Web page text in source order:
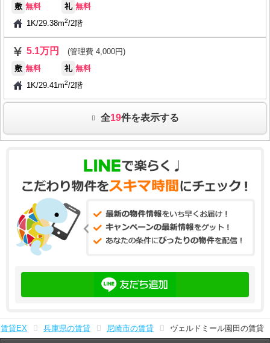
敷 無料 礼 無料
1K/29.38m2/2階
5.1万円
(管理費 4,000円)
敷 無料 礼 無料
1K/29.41m2/2階
全19件を表示する
賃貸EX 兵庫県の賃貸 尼崎市の賃貸 ヴェルドミール園田の賃貸